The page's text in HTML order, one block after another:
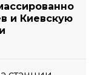
и Киевскую